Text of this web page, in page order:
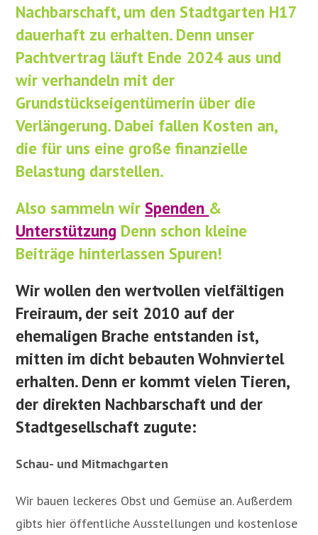
Nachbarschaft, um den Stadtgarten H17
dauerhaft zu erhalten. Denn unser
Pachtvertrag läuft Ende 2024 aus und
wir verhandeln mit der
Grundstückseigentümerin über die
Verlängerung. Dabei fallen Kosten an,
die für uns eine große finanzielle
Belastung darstellen.
Also sammeln wirSpenden &
Unterstützung Denn schon kleine
Beiträge hinterlassen Spuren!
Wir wollen den wertvollen vielfältigen
Freiraum, der seit 2010 auf der
ehemaligen Brache entstanden ist,
mitten im dicht bebauten Wohnviertel
erhalten. Denn er kommt vielen Tieren,
der direkten Nachbarschaft und der
Stadtgesellschaft zugute:
Schau- und Mitmachgarten
Wir bauen leckeres Obst und Gemüse an. Außerdem
gibts hier öffentliche Ausstellungen und kostenlose